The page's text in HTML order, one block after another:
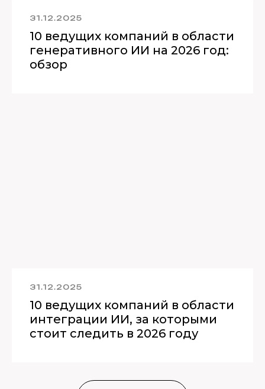
31.12.2025
10 ведущих компаний в области
генеративного ИИ на 2026 год:
обзор
31.12.2025
10 ведущих компаний в области
интеграции ИИ, за которыми
стоит следить в 2026 году